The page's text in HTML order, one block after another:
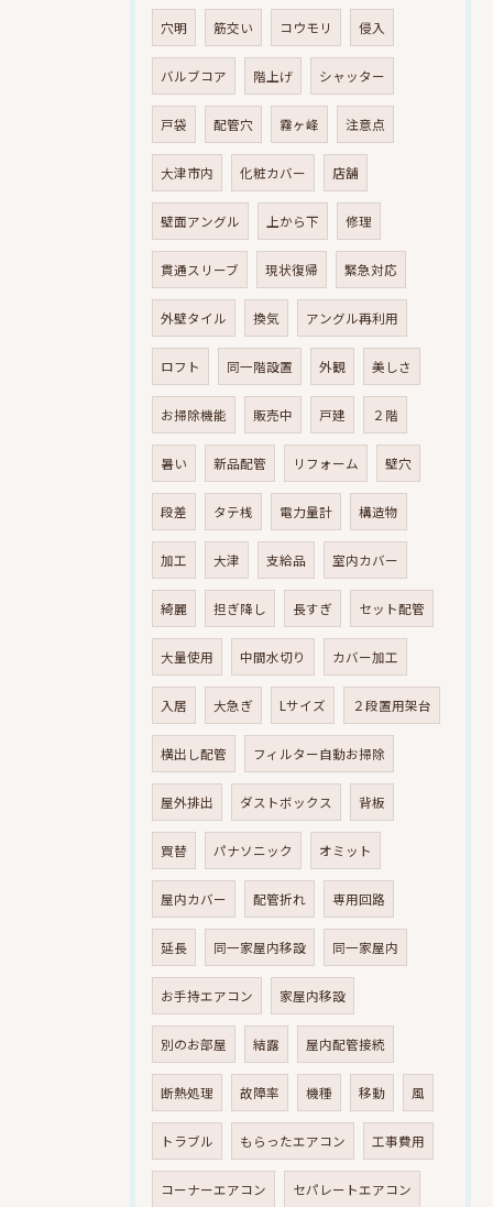
穴明 筋交い コウモリ 侵入
バルブコア 階上げ シャッター
戸袋 配管穴 霧ヶ峰 注意点
大津市内 化粧カバー 店舗
壁面アングル 上から下 修理
貫通スリーブ 現状復帰 緊急対応
外壁タイル 換気 アングル再利用
ロフト 同一階設置 外観 美しさ
お掃除機能 販売中 戸建 ２階
暑い 新品配管 リフォーム 壁穴
段差 タテ桟 電力量計 構造物
加工 大津 支給品 室内カバー
綺麗 担ぎ降し 長すぎ セット配管
大量使用 中間水切り カバー加工
入居 大急ぎ Lサイズ ２段置用架台
横出し配管 フィルター自動お掃除
屋外排出 ダストボックス 背板
買替 パナソニック オミット
屋内カバー 配管折れ 専用回路
延長 同一家屋内移設 同一家屋内
お手持エアコン 家屋内移設
別のお部屋 結露 屋内配管接続
断熱処理 故障率 機種 移動 風
トラブル もらったエアコン 工事費用
コーナーエアコン セパレートエアコン